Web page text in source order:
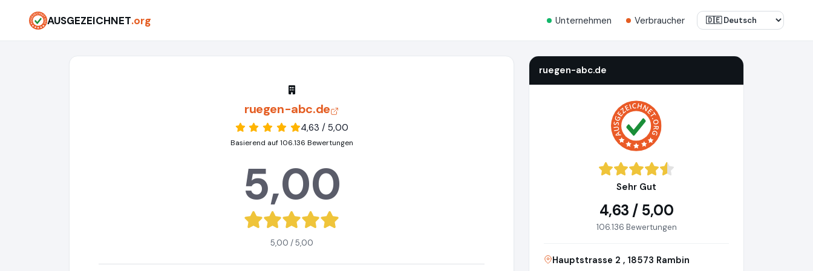
AUSGEZEICHNET.org Unternehmen Verbraucher
ruegen-abc.de
4,63 / 5,00
Basierend auf 106.136 Bewertungen
5,00
5,00 / 5,00
ruegen-abc.de
Sehr Gut
4,63 / 5,00
106.136 Bewertungen
Hauptstrasse 2 , 18573 Rambin